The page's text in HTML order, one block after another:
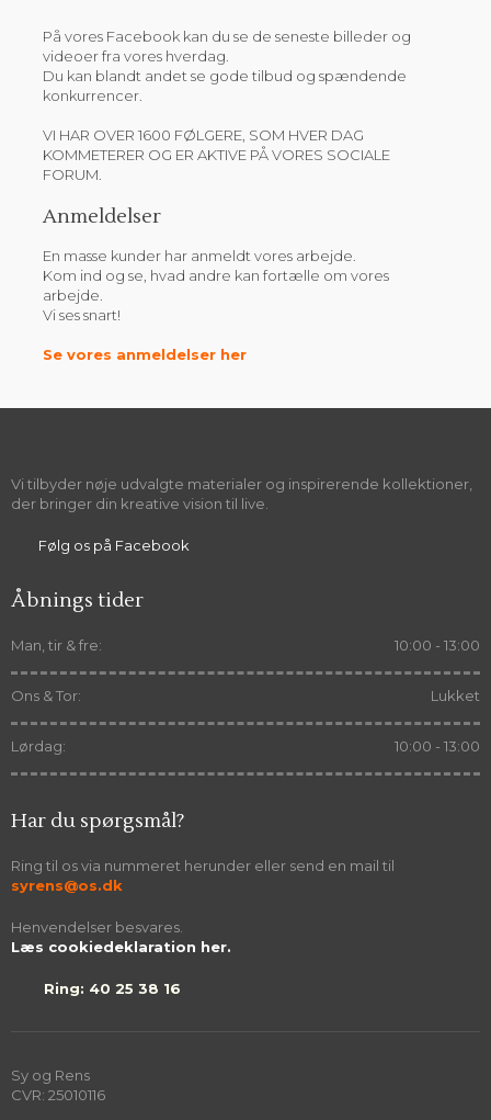
​​På vores Facebook kan du se de seneste billeder og
videoer fra vores hverdag.
​Du kan blandt andet se gode tilbud og spændende
konkurrencer.​
​VI HAR OVER 1600 FØLGERE, SOM HVER DAG​
KOMMETERER OG ER AKTIVE PÅ VORES SOCIALE
FORUM.
​Anmeldelser
En masse kunder har anmeldt vores arbejde.
Kom ind og se, hvad andre kan fortælle om vores
arbejde.
Vi ses snart!
Se vores anmeldelser her
Vi tilbyder nøje udvalgte materialer og inspirerende kollektioner,
der bringer din kreative vision til live.
​Følg os på Facebook
Åbnings tider
Man, tir & fre: 10:00 - 13:00
Ons & Tor: Lukket
Lørdag: 10:00 - 13:00
Har du spørgsmål?
Ring til os via nummeret herunder eller send en mail til
syrens@os.dk
Henvendelser besvares.​
Læs cookiedeklaration her.
Ring: 40 25 38 16
Sy og Rens
CVR​: 25010116